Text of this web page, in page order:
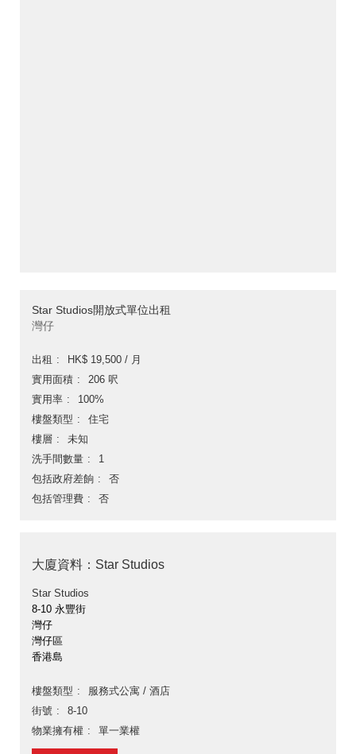
Star Studios開放式單位出租
灣仔
出租
HK$ 19,500 / 月
實用面積
206 呎
實用率
100%
樓盤類型
住宅
樓層
未知
洗手間數量
1
包括政府差餉
否
包括管理費
否
大廈資料：Star Studios
Star Studios
8-10 永豐街
灣仔
灣仔區
香港島
樓盤類型
服務式公寓 / 酒店
街號
8-10
物業擁有權
單一業權